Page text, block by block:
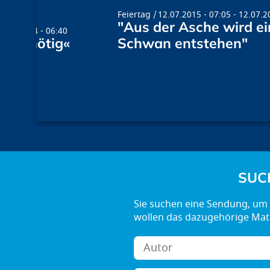
- 06:40
nötig«
Feiertag 12.07.2015 - 07:05 -
"Aus der Asche wird
Schwan entstehen"